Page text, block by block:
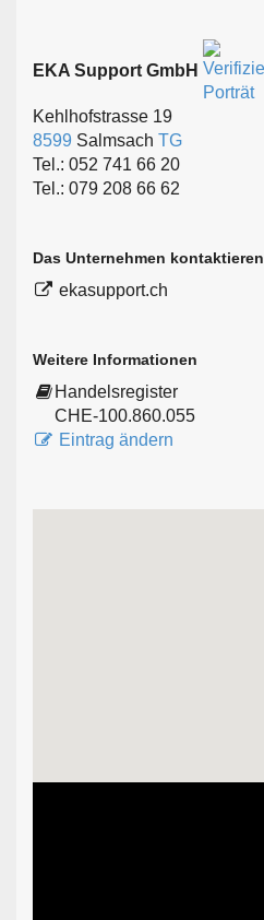
EKA Support GmbH
Kehlhofstrasse 19
8599 Salmsach TG
Tel.: 052 741 66 20
Tel.: 079 208 66 62
Das Unternehmen kontaktieren
ekasupport.ch
Weitere Informationen
Handelsregister
CHE-100.860.055
Eintrag ändern